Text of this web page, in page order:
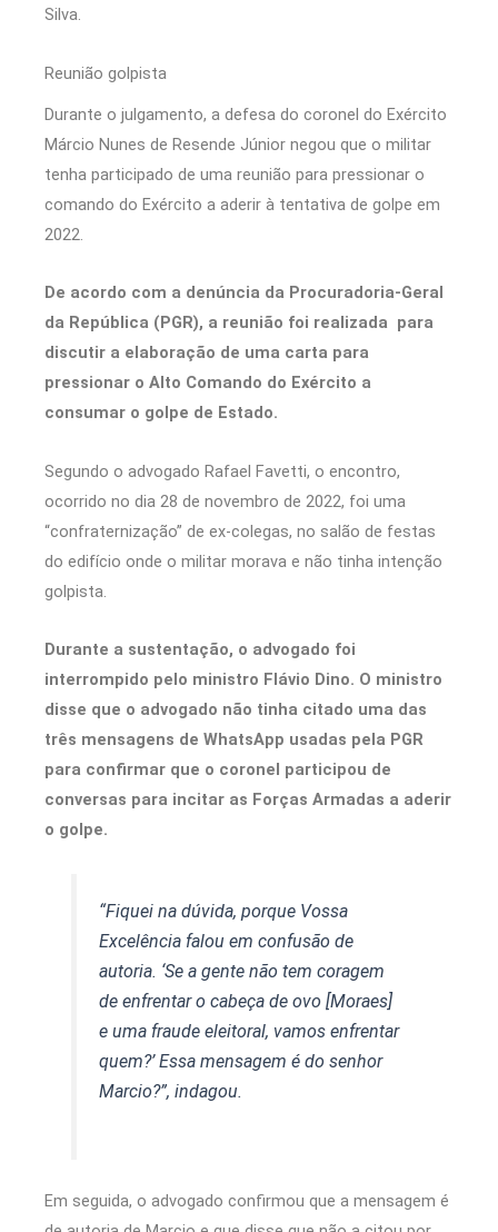
Silva.
Reunião golpista
Durante o julgamento, a defesa do coronel do Exército
Márcio Nunes de Resende Júnior negou que o militar
tenha participado de uma reunião para pressionar o
comando do Exército a aderir à tentativa de golpe em
2022.
De acordo com a denúncia da Procuradoria-Geral
da República (PGR), a reunião foi realizada para
discutir a elaboração de uma carta para
pressionar o Alto Comando do Exército a
consumar o golpe de Estado.
Segundo o advogado Rafael Favetti, o encontro,
ocorrido no dia 28 de novembro de 2022, foi uma
“confraternização” de ex-colegas, no salão de festas
do edifício onde o militar morava e não tinha intenção
golpista.
Durante a sustentação, o advogado foi
interrompido pelo ministro Flávio Dino. O ministro
disse que o advogado não tinha citado uma das
três mensagens de WhatsApp usadas pela PGR
para confirmar que o coronel participou de
conversas para incitar as Forças Armadas a aderir
o golpe.
“Fiquei na dúvida, porque Vossa
Excelência falou em confusão de
autoria. ‘Se a gente não tem coragem
de enfrentar o cabeça de ovo [Moraes]
e uma fraude eleitoral, vamos enfrentar
quem?’ Essa mensagem é do senhor
Marcio?”, indagou.
Em seguida, o advogado confirmou que a mensagem é